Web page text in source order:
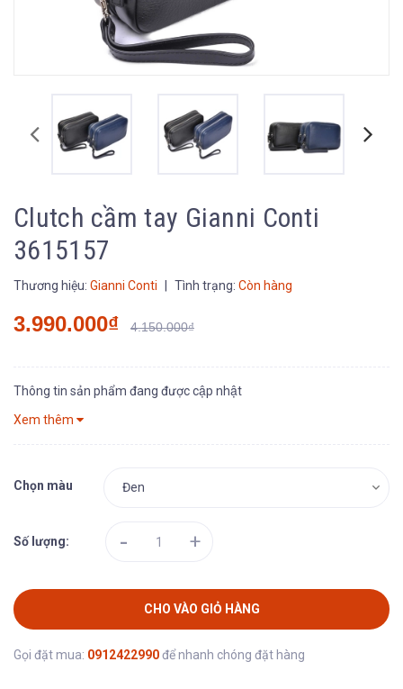
Clutch cầm tay Gianni Conti
3615157
Thương hiệu: Gianni Conti Tình trạng: Còn hàng
3.990.000₫ 4.150.000₫
Thông tin sản phẩm đang được cập nhật
Xem thêm
Chọn màu
Số lượng: - +
CHO VÀO GIỎ HÀNG
Gọi đặt mua: 0912422990để nhanh chóng đặt hàng